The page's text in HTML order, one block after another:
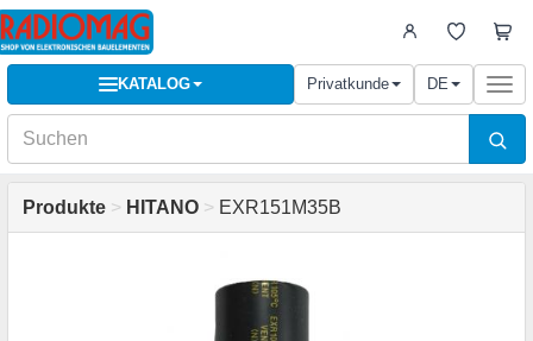
KATALOG Privatkunde DE
Produkte > HITANO > EXR151M35B